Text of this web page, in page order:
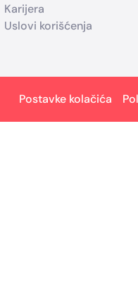
Karijera
Uslovi korišćenja
Postavke kolačića